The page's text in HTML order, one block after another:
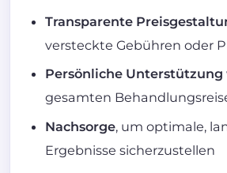
Transparente
versteckte Gebühren oder
Persönliche Unterstützung
gesamten
Nachsorge, um optimale,
Ergebnisse sicherzustellen